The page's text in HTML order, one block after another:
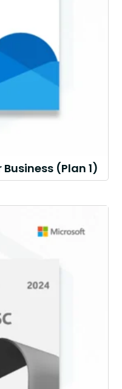
(Plan 1)